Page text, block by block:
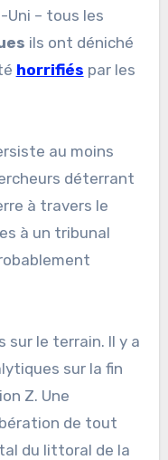
– tous les
ils ont déniché
horrifiés par les
au moins
déterrant
à travers le
à un tribunal
sur le terrain. Il y a
sur la fin
Z. Une
de tout
du littoral de la